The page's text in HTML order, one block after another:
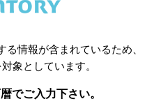
る情報が含まれているため、
象としています。
でご入力下さい。